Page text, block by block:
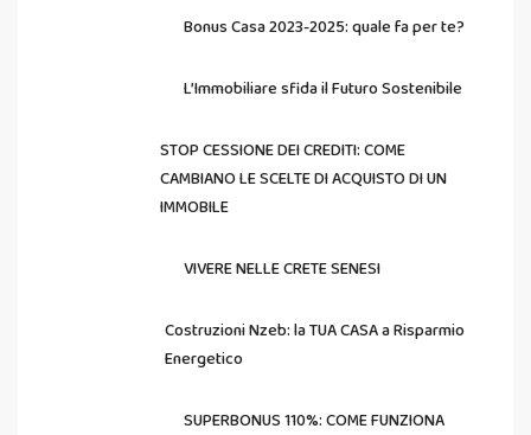
Bonus Casa 2023-2025: quale fa per te?
L’Immobiliare sfida il Futuro Sostenibile
STOP CESSIONE DEI CREDITI: COME
CAMBIANO LE SCELTE DI ACQUISTO DI UN
IMMOBILE
VIVERE NELLE CRETE SENESI
Costruzioni Nzeb: la TUA CASA a Risparmio
Energetico
SUPERBONUS 110%: COME FUNZIONA